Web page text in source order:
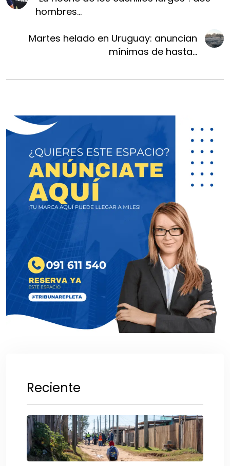
hombres...
Martes helado en Uruguay: anuncian
mínimas de hasta...
Reciente